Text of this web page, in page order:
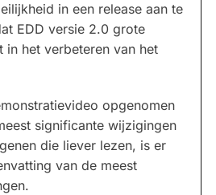
in een release aan te
EDD versie 2.0 grote
in het verbeteren van het
opgenomen
significante wijzigingen
die liever lezen, is er
van de meest